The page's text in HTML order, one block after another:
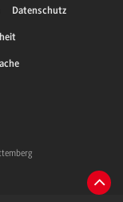
Datenschutz
Zum